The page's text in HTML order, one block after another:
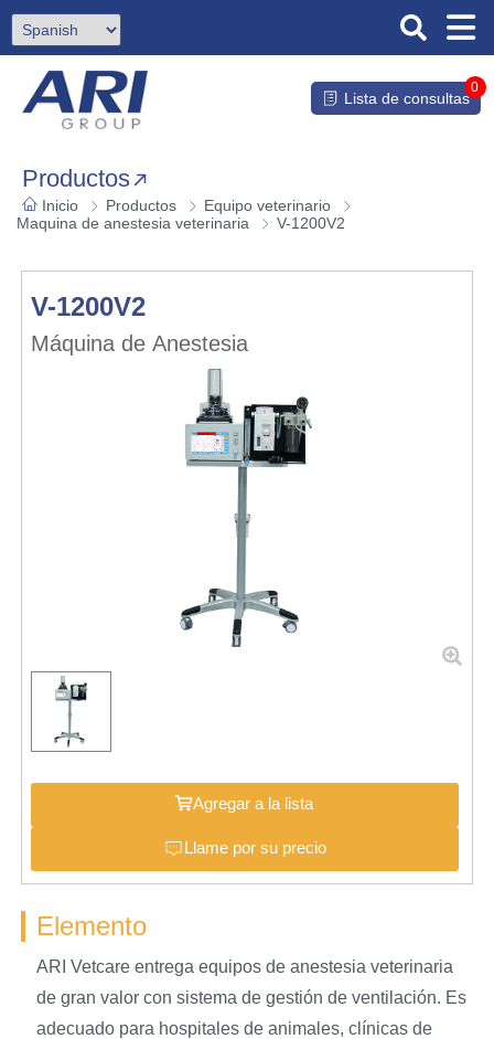
Lista de consultas
0
Productos
Inicio Productos
Equipo veterinario
Maquina de anestesia veterinaria
V-1200V2
V-1200V2
Máquina de Anestesia
Agregar a la lista
Llame por su precio
Elemento
ARI Vetcare entrega equipos de anestesia veterinaria
de gran valor con sistema de gestión de ventilación. Es
adecuado para hospitales de animales, clínicas de